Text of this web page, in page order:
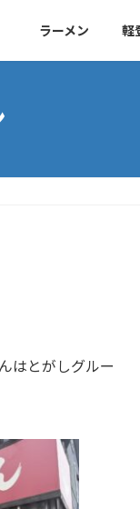
ラーメン 軽
はとがしグルー